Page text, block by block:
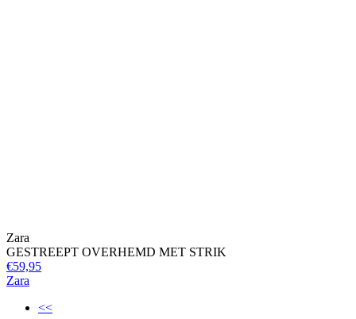
Zara
GESTREEPT OVERHEMD MET STRIK
€59,95
Zara
<<